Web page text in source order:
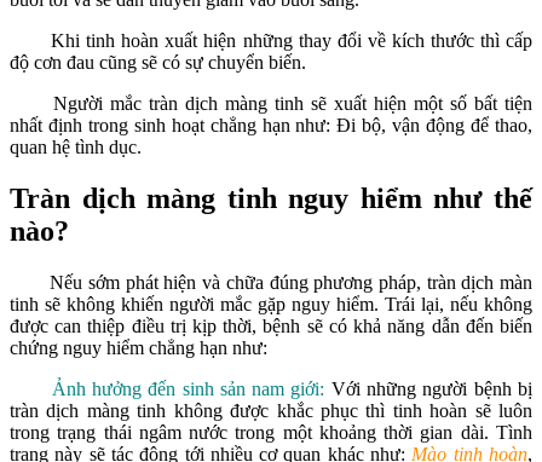
Khi tinh hoàn xuất hiện những thay đổi về kích thước thì cấp
độ cơn đau cũng sẽ có sự chuyển biến.
Người mắc tràn dịch màng tinh sẽ xuất hiện một số bất tiện
nhất định trong sinh hoạt chẳng hạn như: Đi bộ, vận động để thao,
quan hệ tình dục.
Tràn dịch màng tinh nguy hiểm như thế
nào?
Nếu sớm phát hiện và chữa đúng phương pháp, tràn dịch màn
tinh sẽ không khiến người mắc gặp nguy hiểm. Trái lại, nếu không
được can thiệp điều trị kịp thời, bệnh sẽ có khả năng dẫn đến biến
chứng nguy hiểm chẳng hạn như:
Ảnh hưởng đến sinh sản nam giới: Với những người bệnh bị
tràn dịch màng tinh không được khắc phục thì tinh hoàn sẽ luôn
trong trạng thái ngâm nước trong một khoảng thời gian dài. Tình
trạng này sẽ tác động tới nhiều cơ quan khác như: Mào tinh hoàn,